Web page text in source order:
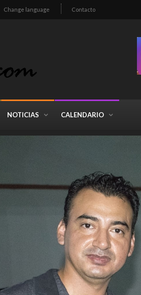
Change language Contacto
NOTICIAS CALENDARIO